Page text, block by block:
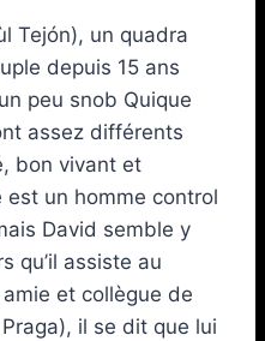
Tejón), un quadra
depuis 15 ans
peu snob Quique
assez différents
bon vivant et
est un homme control
David semble y
qu’il assiste au
et collègue de
il se dit que lui